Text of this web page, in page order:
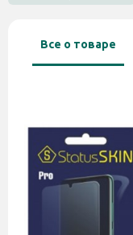
Все о товаре